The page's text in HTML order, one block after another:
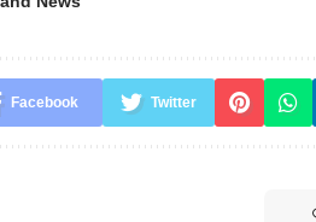
Facebook Twitter